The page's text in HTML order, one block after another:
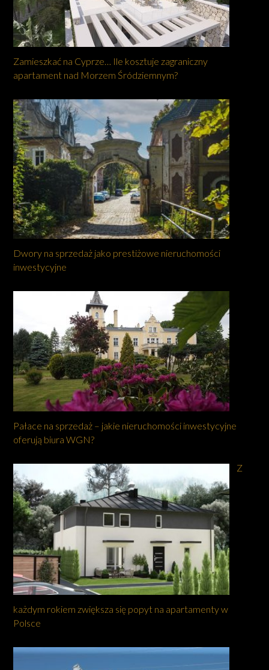
Zamieszkać na Cyprze… Ile kosztuje zagraniczny
apartament nad Morzem Śródziemnym?
Dwory na sprzedaż jako prestiżowe nieruchomości
inwestycyjne
Pałace na sprzedaż – jakie nieruchomości inwestycyjne
oferują biura WGN?
Z
każdym rokiem zwiększa się popyt na apartamenty w
Polsce